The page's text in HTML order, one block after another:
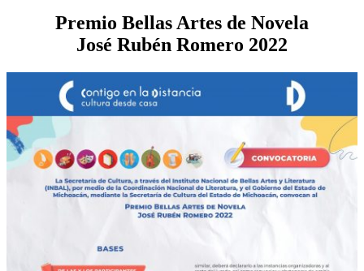
Premio Bellas Artes de Novela
José Rubén Romero 2022